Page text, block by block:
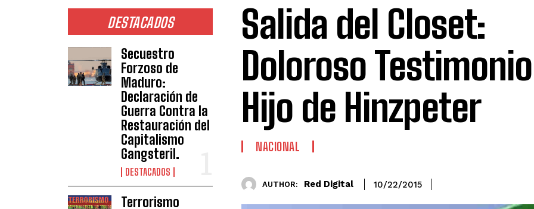
DESTACADOS
Secuestro
Forzoso de
Maduro:
Declaración de
Guerra Contra la
Restauración del
Capitalismo
Gangsteril.
DESTACADOS
Terrorismo
Salida del Closet:
Doloroso
Hijo de Hinzpeter
NACIONAL
AUTHOR: Red Digital 10/22/2015